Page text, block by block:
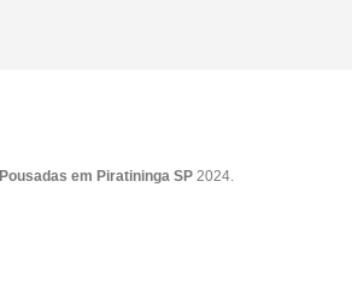
Pousadas em Piratininga SP2024.